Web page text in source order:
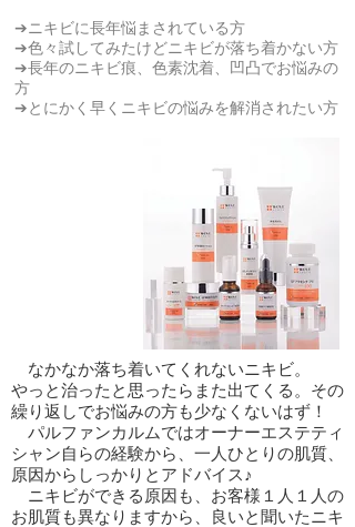
➔ニキビに長年悩まされている方
➔色々試してみたけどニキビが落ち着かない方
➔長年のニキビ痕、色素沈着、凹凸でお悩みの
方
➔とにかく早くニキビの悩みを解消されたい方
なかなか落ち着いてくれないニキビ。
やっと治ったと思ったらまた出てくる。その
繰り返しでお悩みの方も少なくないはず！
パルファンカルムではオーナーエステティ
シャン自らの経験から、一人ひとりの肌質、
原因からしっかりとアドバイス♪
ニキビができる原因も、お客様１人１人の
お肌質も異なりますから、良いと聞いたニキ